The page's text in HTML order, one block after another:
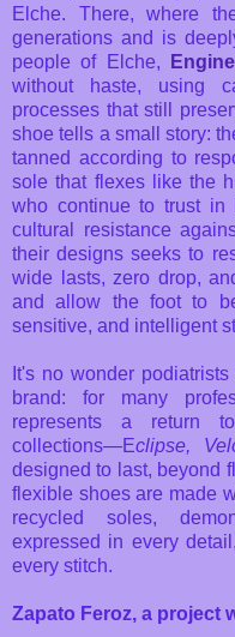
Elche. There, where
generations and is
people of Elche,
without haste, using
processes that still
shoe tells a small story:
tanned according to
sole that flexes like the
who continue to trust in
cultural resistance
their designs seeks to
wide lasts, zero drop,
and allow the foot to
sensitive, and intelligent
It's no wonder
brand: for many
represents a return
collections—Eclipse,
designed to last, beyond
flexible shoes are made
recycled soles,
expressed in every
every stitch.
Zapato Feroz, a project